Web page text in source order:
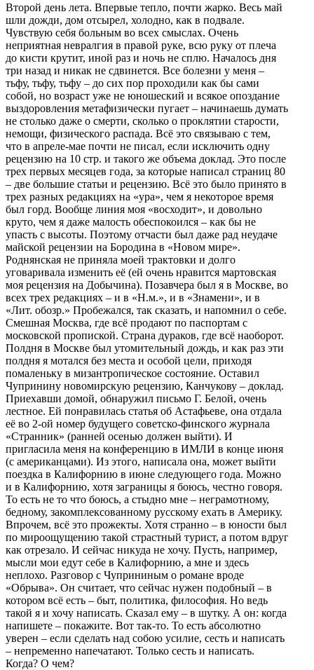
Второй день лета. Впервые тепло, почти жарко. Весь май
шли дожди, дом отсырел, холодно, как в подвале.
Чувствую себя больным во всех смыслах. Очень
неприятная невралгия в правой руке, всю руку от плеча
до кисти крутит, иной раз и ночь не сплю. Началось дня
три назад и никак не сдвинется. Все болезни у меня –
тьфу, тьфу, тьфу – до сих пор проходили как бы сами
собой, но возраст уже не юношеский и всякое опоздание
выздоровления метафизически пугает – начинаешь думать
не столько даже о смерти, сколько о проклятии старости,
немощи, физического распада. Всё это связываю с тем,
что в апреле-мае почти не писал, если исключить одну
рецензию на 10 стр. и такого же объема доклад. Это после
трех первых месяцев года, за которые написал страниц 80
– две большие статьи и рецензию. Всё это было принято в
трех разных редакциях на «ура», чем я некоторое время
был горд. Вообще линия моя «восходит», и довольно
круто, чем я даже малость обеспокоился – как бы не
упасть с высоты. Поэтому отчасти был даже рад неудаче
майской рецензии на Бородина в «Новом мире».
Роднянская не приняла моей трактовки и долго
уговаривала изменить её (ей очень нравится мартовская
моя рецензия на Добычина). Позавчера был я в Москве, во
всех трех редакциях – и в «Н.м.», и в «Знамени», и в
«Лит. обозр.» Пробежался, так сказать, и напомнил о себе.
Смешная Москва, где всё продают по паспортам с
московской пропиской. Страна дураков, где всё наоборот.
Полдня в Москве был утомительный дождь, и как раз эти
полдня я мотался без места и особой цели, приходя
помаленьку в мизантропическое состояние. Оставил
Чупринину новомирскую рецензию, Канчукову – доклад.
Приехавши домой, обнаружил письмо Г. Белой, очень
лестное. Ей понравилась статья об Астафьеве, она отдала
её во 2-ой номер будущего советско-финского журнала
«Странник» (ранней осенью должен выйти). И
пригласила меня на конференцию в ИМЛИ в конце июня
(с американцами). Из этого, написала она, может выйти
поездка в Калифорнию в июне следующего года. Можно
и в Калифорнию, хотя заграницы я боюсь, честно говоря.
То есть не то что боюсь, а стыдно мне – неграмотному,
бедному, закомплексованному русскому ехать в Америку.
Впрочем, всё это прожекты. Хотя странно – в юности был
по мироощущению такой страстный турист, а потом вдруг
как отрезало. И сейчас никуда не хочу. Пусть, например,
мысли мои едут себе в Калифорнию, а мне и здесь
неплохо. Разговор с Чуприниным о романе вроде
«Обрыва». Он считает, что сейчас нужен подобный – в
котором всё есть – быт, политика, философия. Но ведь
такой я и хочу написать. Сказал ему – в шутку. А он: когда
напишете – покажите. Вот так-то. То есть абсолютно
уверен – если сделать над собою усилие, сесть и написать
– непременно напечатают. Только сесть и написать.
Когда? О чем?